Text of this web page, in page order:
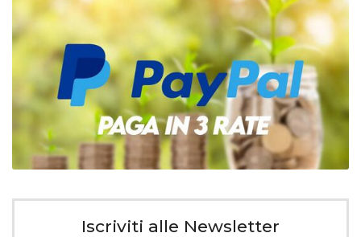
Iscriviti alle Newsletter